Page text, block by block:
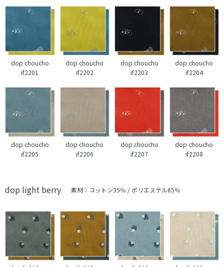
dop choucho
if2201
dop choucho
if2202
dop choucho
if2203
dop choucho
if2204
dop choucho
if2205
dop choucho
if2206
dop choucho
if2207
dop choucho
if2208
dop light berry 素材：コットン35％ / ポリエステル65％